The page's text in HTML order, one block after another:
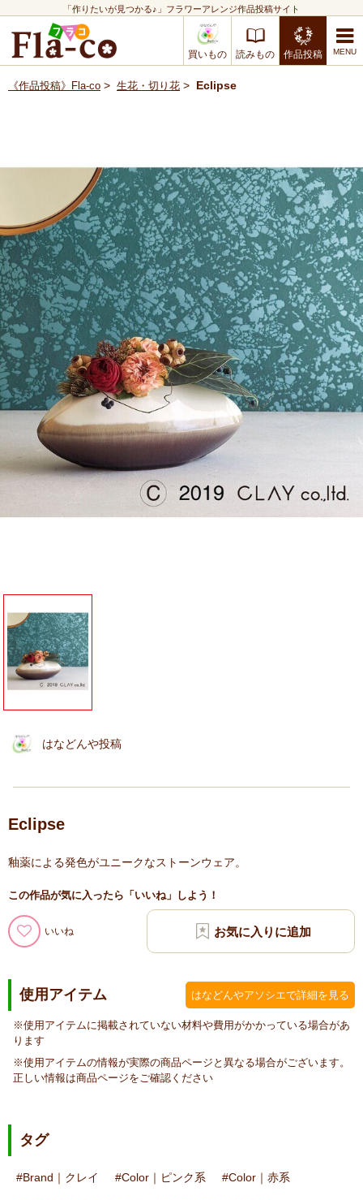
「作りたいが見つかる♪」フラワーアレンジ作品投稿サイト
買いもの 読みもの 作品投稿
《作品投稿》Fla-co > 生花・切り花 > Eclipse
はなどんや投稿
Eclipse
釉薬による発色がユニークなストーンウェア。
この作品が気に入ったら「いいね」しよう！
いいね
使用アイテム はなどんやアソシエで詳細を見る
※使用アイテムに掲載されていない材料や費用がかかっている場合があ
ります
※使用アイテムの情報が実際の商品ページと異なる場合がございます。
正しい情報は商品ページをご確認ください
タグ
Brand｜クレイ Color｜ピンク系 Color｜赤系